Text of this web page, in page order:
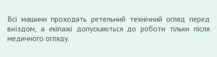
Всі машини проходять ретельний технічний огляд перед
виїздом, а екіпажі допускаються до роботи тільки після
медичного огляду.